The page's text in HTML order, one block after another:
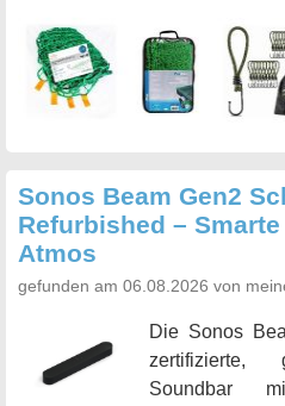
Sonos Beam Gen2
Refurbished –
Atmos
gefunden am 06.08.2026 von
Die Sonos
zertifizierte,
Soundbar